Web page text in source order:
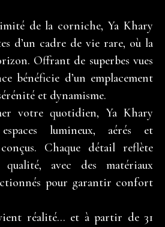
de la corniche, Ya Khary
d’un cadre de vie rare, où la
Offrant de superbes vues
bénéficie d’un emplacement
et dynamisme.
votre quotidien, Ya Khary
lumineux, aérés et
Chaque détail reflète
avec des matériaux
pour garantir confort
réalité… et à partir de 31